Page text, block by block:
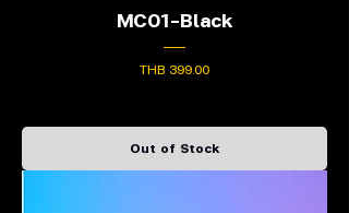
MC01-Black
Price
THB 399.00
Out of Stock